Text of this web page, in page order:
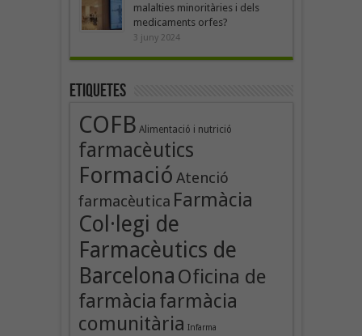
malalties minoritàries i dels
medicaments orfes?
3 juny 2024
Etiquetes
COFB Alimentació i nutrició
farmacèutics
Formació Atenció
farmacèutica Farmàcia
Col·legi de
Farmacèutics de
Barcelona Oficina de
farmàcia farmàcia
comunitària Infarma